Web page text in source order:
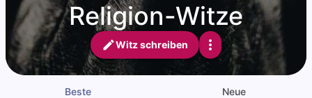
Religion-Witze
Witz schreiben
Beste Neue